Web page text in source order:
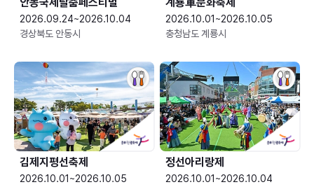
2026.09.24~2026.10.04
경상북도 안동시
2026.10.01~2026.10.05
충청남도 계룡시
김제지평선축제
2026.10.01~2026.10.05
정선아리랑제
2026.10.01~2026.10.04